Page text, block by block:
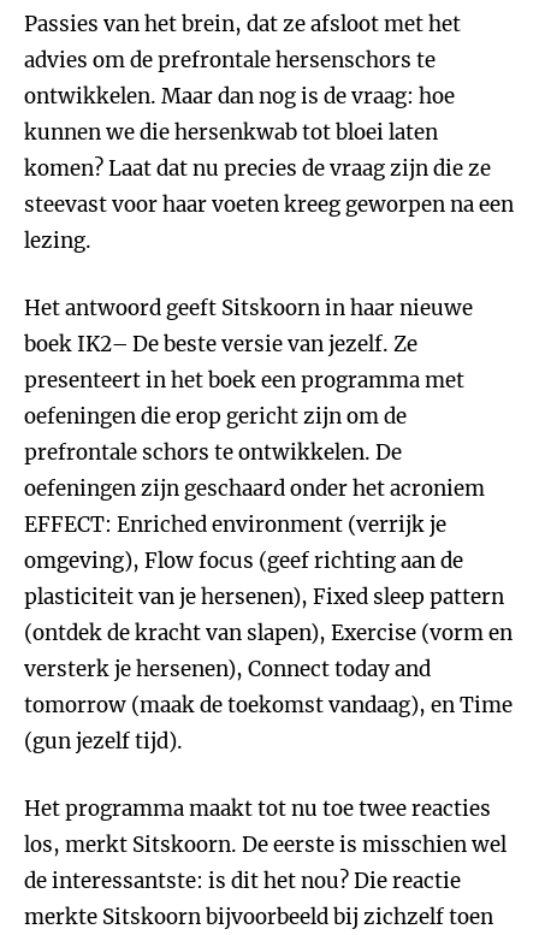
Passies van het brein, dat ze afsloot met het
advies om de prefrontale hersenschors te
ontwikkelen. Maar dan nog is de vraag: hoe
kunnen we die hersenkwab tot bloei laten
komen? Laat dat nu precies de vraag zijn die ze
steevast voor haar voeten kreeg geworpen na een
lezing.
Het antwoord geeft Sitskoorn in haar nieuwe
boek IK2– De beste versie van jezelf. Ze
presenteert in het boek een programma met
oefeningen die erop gericht zijn om de
prefrontale schors te ontwikkelen. De
oefeningen zijn geschaard onder het acroniem
EFFECT: Enriched environment (verrijk je
omgeving), Flow focus (geef richting aan de
plasticiteit van je hersenen), Fixed sleep pattern
(ontdek de kracht van slapen), Exercise (vorm en
versterk je hersenen), Connect today and
tomorrow (maak de toekomst vandaag), en Time
(gun jezelf tijd).
Het programma maakt tot nu toe twee reacties
los, merkt Sitskoorn. De eerste is misschien wel
de interessantste: is dit het nou? Die reactie
merkte Sitskoorn bijvoorbeeld bij zichzelf toen